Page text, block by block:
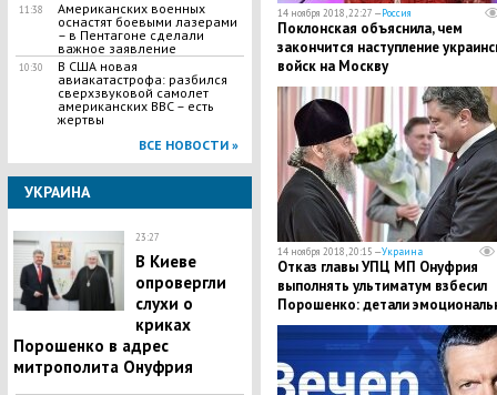
11:38
​Американских военных
оснастят боевыми лазерами
– в Пентагоне сделали
важное заявление
10:30
В США новая
авиакатастрофа: разбился
сверхзвуковой самолет
американских ВВС – есть
жертвы
ВСЕ НОВОСТИ »
УКРАИНА
23:27
В Киеве
опровергли
слухи о
криках
Порошенко в адрес
митрополита Онуфрия
14 ноября 2018, 22:27 —Россия
Поклонская объяснила, чем
закончится наступление
войск на Москву
14 ноября 2018, 20:15 —Украина
Отказ главы УПЦ МП Онуфрия
выполнять ультиматум взбесил
Порошенко: детали
беседы